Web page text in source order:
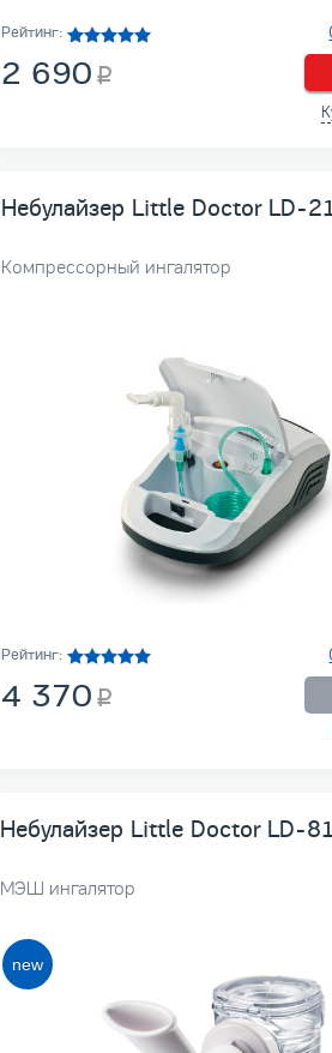
Рейтинг:
2 690
Небулайзер Little Doctor LD-
Компрессорный ингалятор
Рейтинг:
4 370
Небулайзер Little Doctor LD-
МЭШ ингалятор